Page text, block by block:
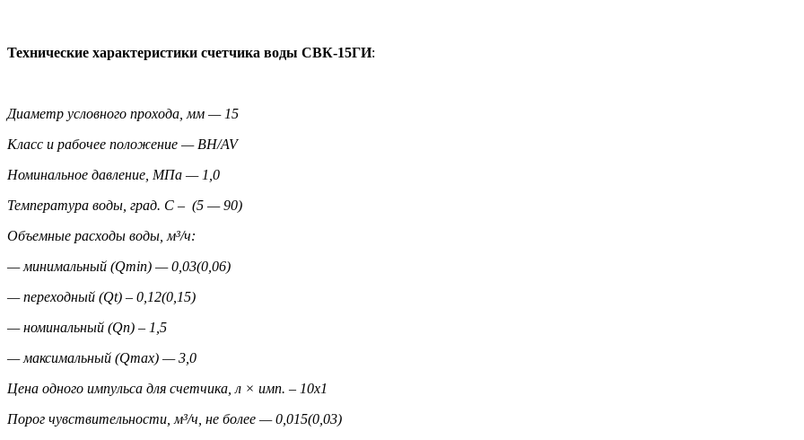
Технические характеристики счетчика воды СВК-15ГИ:
Диаметр условного прохода, мм — 15
Класс и рабочее положение — BH/AV
Номинальное давление, МПа — 1,0
Температура воды, град. С – (5 — 90)
Объемные расходы воды, м³/ч:
— минимальный (Qmin) — 0,03(0,06)
— переходный (Qt) – 0,12(0,15)
— номинальный (Qn) – 1,5
— максимальный (Qmax) — 3,0
Цена одного импульса для счетчика, л × имп. – 10х1
Порог чувствительности, м³/ч, не более — 0,015(0,03)